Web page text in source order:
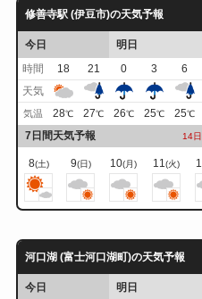
修善寺駅 (伊豆市)の天気予報
今日
明日
時間
18 21 0 3 6
天気
気温 28℃ 27℃ 26℃ 25℃ 25℃
7日間天気予報 14
8(土) 9(日) 10(月) 11(火)
河口湖 (富士河口湖町)の天気予報
今日
明日